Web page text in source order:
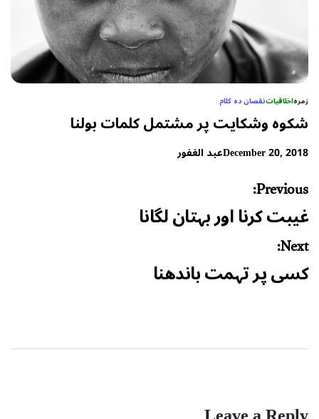
زمرہاخلاقیاتنقصان دہ کلام
شکوہ وشکایت پر مشتمل کلمات بولنا
December 20, 2018عبد الغفور
Post
navigation
Previous:
غیبت کرنا اور بہتان لگانا
Next:
کسی پر تہمت باندھنا